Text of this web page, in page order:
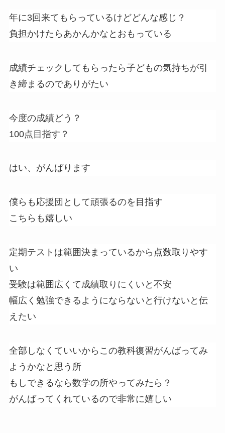
年に3回来てもらっているけどどんな感じ？
負担かけたらあかんかなとおもっている
成績チェックしてもらったら子どもの気持ちが引
き締まるのでありがたい
今度の成績どう？
100点目指す？
はい、がんばります
僕らも応援団として頑張るのを目指す
こちらも嬉しい
定期テストは範囲決まっているから点数取りやす
い
受験は範囲広くて成績取りにくいと不安
幅広く勉強できるようにならないと行けないと伝
えたい
全部しなくていいからこの教科復習がんばってみ
ようかなと思う所
もしできるなら数学の所やってみたら？
がんばってくれているので非常に嬉しい